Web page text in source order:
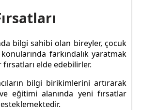
bilgi sahibi olan bireyler, çocuk
konularında farkındalık yaratmak
elde edebilirler.
bilgi birikimlerini artırarak
eğitimi alanında yeni fırsatlar